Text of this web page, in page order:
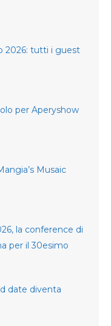
2026: tutti i guest
per Aperyshow
Musaic
la conference di
per il 30esimo
date diventa